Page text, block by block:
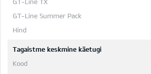
Tagaistme keskmine käetugi